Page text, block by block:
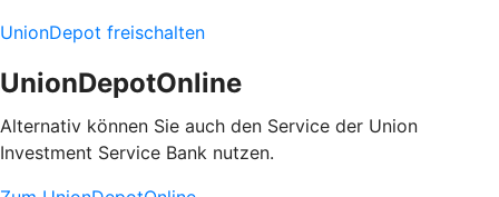
UnionDepot freischalten
UnionDepotOnline
Alternativ können Sie auch den Service der Union
Investment Service Bank nutzen.